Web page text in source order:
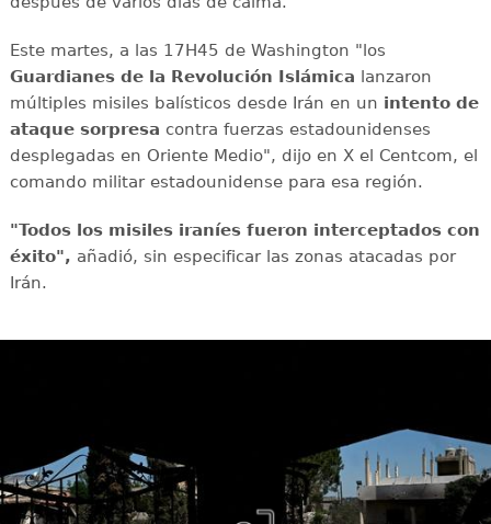
Este martes, a las 17H45 de Washington "los
Guardianes de la Revolución Islámica lanzaron
múltiples misiles balísticos desde Irán en un intento de
ataque sorpresa contra fuerzas estadounidenses
desplegadas en Oriente Medio", dijo en X el Centcom, el
comando militar estadounidense para esa región.
"Todos los misiles iraníes fueron interceptados con
éxito", añadió, sin especificar las zonas atacadas por
Irán.